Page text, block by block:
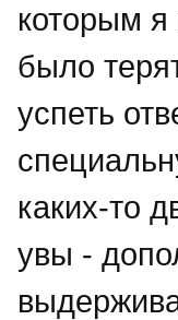
которым я
было
успеть
каких-то
увы -